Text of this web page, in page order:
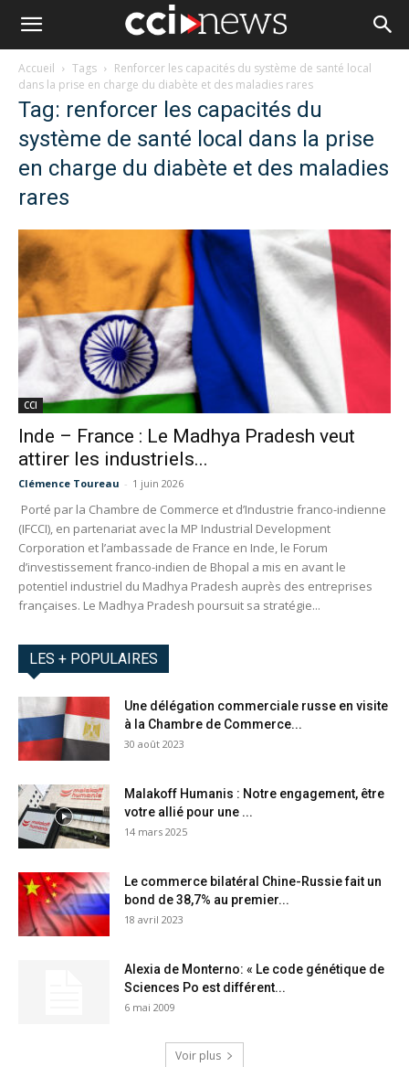
Accueil Tags
Renforcer les capacités du système de santé local
dans la prise en charge du diabète et des maladies rares
Tag: renforcer les capacités du
système de santé local dans la prise
en charge du diabète et des maladies
rares
CCI
Inde – France : Le Madhya Pradesh veut
attirer les industriels...
Clémence Toureau - 1 juin 2026
Porté par la Chambre de Commerce et d’Industrie franco-indienne
(IFCCI), en partenariat avec la MP Industrial Development
Corporation et l’ambassade de France en Inde, le Forum
d’investissement franco-indien de Bhopal a mis en avant le
potentiel industriel du Madhya Pradesh auprès des entreprises
françaises. Le Madhya Pradesh poursuit sa stratégie...
LES + POPULAIRES
Une délégation commerciale russe en visite
à la Chambre de Commerce...
30 août 2023
Malakoff Humanis : Notre engagement, être
votre allié pour une ...
14 mars 2025
Le commerce bilatéral Chine-Russie fait un
bond de 38,7% au premier...
18 avril 2023
Alexia de Monterno: « Le code génétique de
Sciences Po est différent...
6 mai 2009
Voir plus